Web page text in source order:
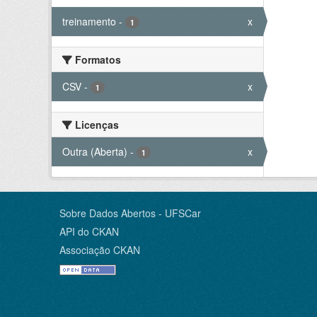
treinamento - 1 x
Formatos
CSV - 1 x
Licenças
Outra (Aberta) - 1 x
Sobre Dados Abertos - UFSCar
API do CKAN
Associação CKAN